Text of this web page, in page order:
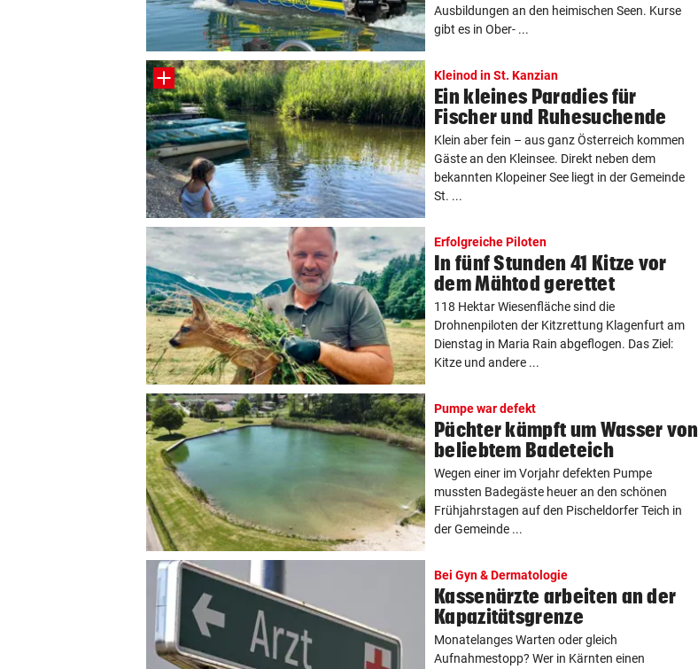
Ausbildungen an den heimischen Seen. Kurse
gibt es in Ober- ...
Kleinod in St. Kanzian
Ein kleines Paradies für
Fischer und Ruhesuchende
Klein aber fein – aus ganz Österreich kommen
Gäste an den Kleinsee. Direkt neben dem
bekannten Klopeiner See liegt in der Gemeinde
St. ...
Erfolgreiche Piloten
In fünf Stunden 41 Kitze vor
dem Mähtod gerettet
118 Hektar Wiesenfläche sind die
Drohnenpiloten der Kitzrettung Klagenfurt am
Dienstag in Maria Rain abgeflogen. Das Ziel:
Kitze und andere ...
Pumpe war defekt
Pächter kämpft um Wasser von
beliebtem Badeteich
Wegen einer im Vorjahr defekten Pumpe
mussten Badegäste heuer an den schönen
Frühjahrstagen auf den Pischeldorfer Teich in
der Gemeinde ...
Bei Gyn & Dermatologie
Kassenärzte arbeiten an der
Kapazitätsgrenze
Monatelanges Warten oder gleich
Aufnahmestopp? Wer in Kärnten einen